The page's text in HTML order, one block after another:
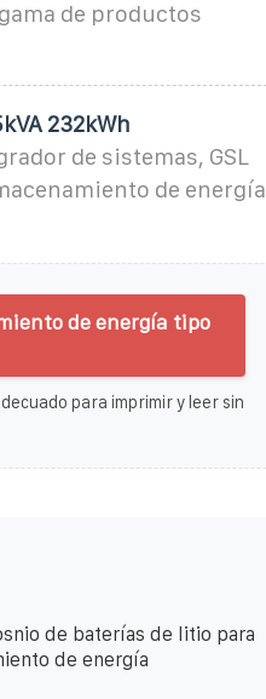
de productos
232kWh
de sistemas, GSL
de energía
de energía tipo
para imprimir y leer sin
de baterías de litio para
de energía